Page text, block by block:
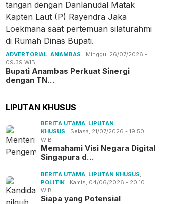
ADVERTORIAL,ANAMBAS
Minggu, 26/07/2026 -
09:39 WIB
Bupati Anambas Perkuat Sinergi
dengan TN…
LIPUTAN KHUSUS
BERITA UTAMA, LIPUTAN
KHUSUS
Selasa, 21/07/2026 - 19:50
WIB
Memahami Visi Negara Digital
Singapura d…
BERITA UTAMA, LIPUTAN KHUSUS,
POLITIK
Kamis, 04/06/2026 - 20:10
WIB
Siapa yang Potensial